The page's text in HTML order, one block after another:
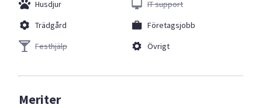
Husdjur
Trädgård
Festhjälp
IT support
Företagsjobb
Övrigt
Meriter